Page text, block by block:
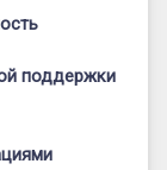
поддержки